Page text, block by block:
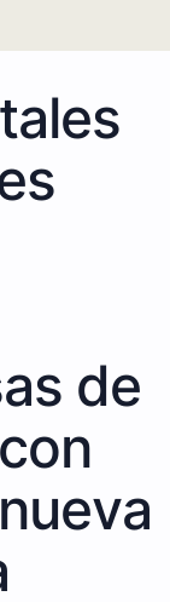
de